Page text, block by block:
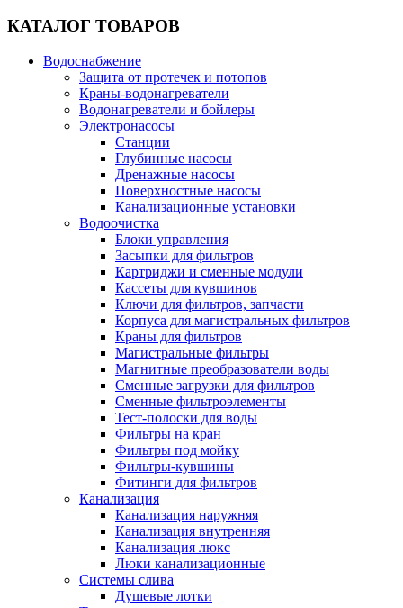
Строительные товары
Все для бани
Полезные статьи
Новости и Акции
Оплата и доставка
Сервис-центр
Адреса Сервис-центров
Обмен и возврат товара
КАТАЛОГ ТОВАРОВ
Водоснабжение
Защита от протечек и потопов
Краны-водонагреватели
Водонагреватели и бойлеры
Электронасосы
Станции
Глубинные насосы
Дренажные насосы
Поверхностные насосы
Канализационные установки
Водоочистка
Блоки управления
Засыпки для фильтров
Картриджи и сменные модули
Кассеты для кувшинов
Ключи для фильтров, запчасти
Корпуса для магистральных фильтров
Краны для фильтров
Магистральные фильтры
Магнитные преобразователи воды
Сменные загрузки для фильтров
Сменные фильтроэлементы
Тест-полоски для воды
Фильтры на кран
Фильтры под мойку
Фильтры-кувшины
Фитинги для фильтров
Канализация
Канализация наружняя
Канализация внутренняя
Канализация люкс
Люки канализационные
Системы слива
Душевые лотки